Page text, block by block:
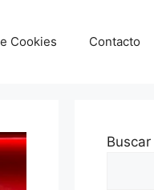
Cookies Contacto
Buscar